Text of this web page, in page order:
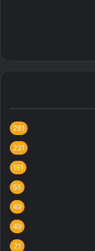
261
231
191
55
49
49
21